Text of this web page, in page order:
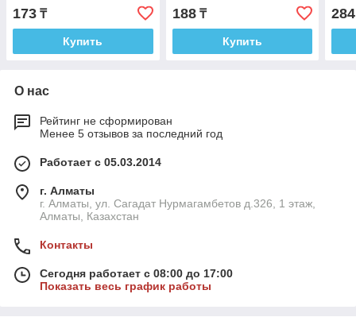
173 ₸
Купить
188₸
Купить
284
О нас
Рейтинг не сформирован
Менее 5 отзывов за последний год
Работает с 05.03.2014
г. Алматы
г. Алматы, ул. Сагадат Нурмагамбетов д.326, 1 этаж,
Алматы, Казахстан
Контакты
Сегодня работает с 08:00 до 17:00
Показать весь график работы